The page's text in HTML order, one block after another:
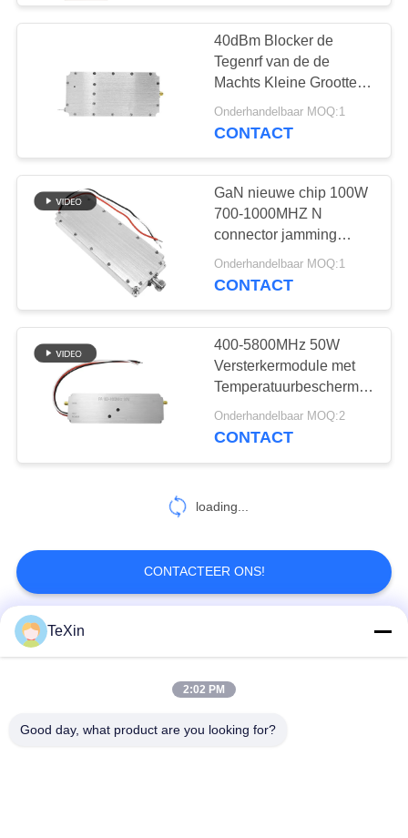
tweerichtingsversterker
Drone-
signaalverwarmer
dronesignaaldetector
27
45
40dBm Blocker de
Tegenrf van de de
Machts Kleine Grootte
van de Machtsmodule
24V 0.9A Hoge
Onderhandelbaar MOQ:1
CONTACT
GaN nieuwe chip 100W
700-1000MHZ N
connector jamming
module voor buiten fpv
drone
Onderhandelbaar MOQ:1
CONTACT
400-5800MHz 50W
Versterkermodule met
Temperatuurbescherming
voor een breed scala
aan toepassingen
Onderhandelbaar MOQ:2
CONTACT
loading...
CONTACTEER ONS!
populaire categorieën
module
TeXin
2:02 PM
Good day, what product are you looking for?